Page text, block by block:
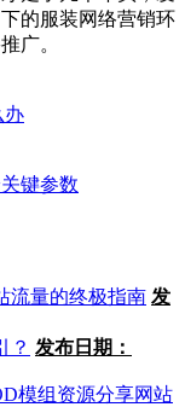
的服装网络营销环
广。
办
键参数
流量的终极指南 发
？ 发布日期：
模组资源分享网站